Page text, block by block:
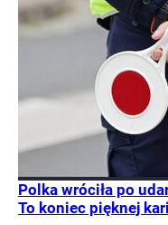
Polka wróciła po
To koniec pięknej